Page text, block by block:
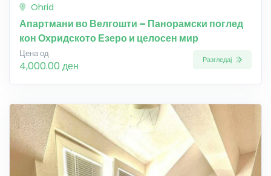
Ohrid
Апартмани во Велгошти – Панорамски поглед
кон Охридското Езеро и целосен мир
Цена од
4,000.00 ден Разгледај